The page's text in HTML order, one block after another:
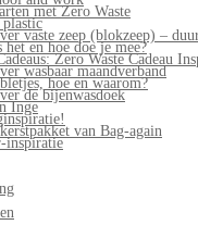
met Zero Waste
plastic
vaste zeep (blokzeep) –
en hoe doe je mee?
Zero Waste Cadeau
wasbaar maandverband
hoe en waarom?
de bijenwasdoek
Inge
van Bag-again
inspiratie